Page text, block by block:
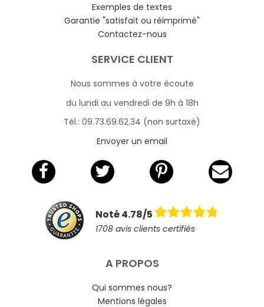
Exemples de textes
Garantie "satisfait ou réimprimé"
Contactez-nous
SERVICE CLIENT
Nous sommes à votre écoute
du lundi au vendredi de 9h à 18h
Tél.: 09.73.69.62.34 (non surtaxé)
Envoyer un email
Noté 4.78/5
1708 avis clients certifiés
A PROPOS
Qui sommes nous?
Mentions légales